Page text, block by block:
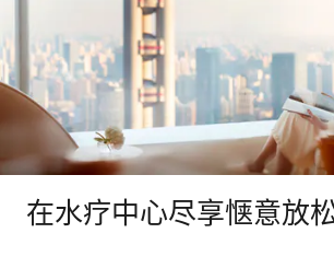
在水疗中心尽享惬意放